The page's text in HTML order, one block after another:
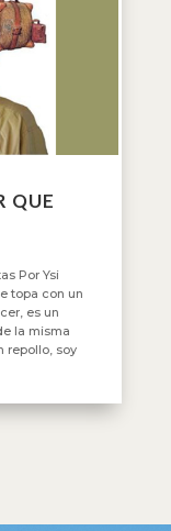
QUE
Por Ysi
topa con un
es un
la misma
repollo, soy